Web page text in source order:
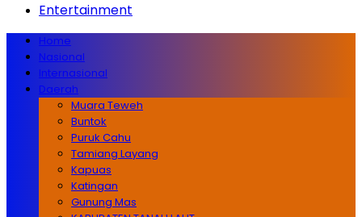
Entertainment
Home
Nasional
Internasional
Daerah
Muara Teweh
Buntok
Puruk Cahu
Tamiang Layang
Kapuas
Katingan
Gunung Mas